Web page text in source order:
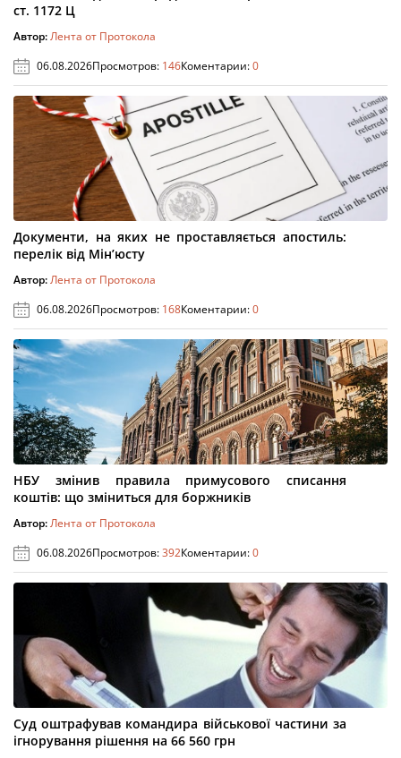
ст. 1172 Ц
Автор:Лента от Протокола
06.08.2026Просмотров: 146Коментарии:0
Документи, на яких не проставляється апостиль:
перелік від Мін’юсту
Автор:Лента от Протокола
06.08.2026Просмотров: 168Коментарии:0
НБУ змінив правила примусового списання
коштів: що зміниться для боржників
Автор:Лента от Протокола
06.08.2026Просмотров:392Коментарии:0
Суд оштрафував командира військової частини за
ігнорування рішення на 66 560 грн